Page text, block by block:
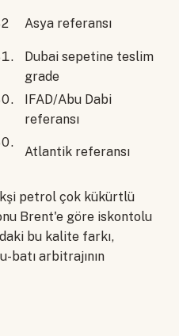
Asya referansı
Dubai sepetine teslim
grade
IFAD/Abu Dabi
referansı
Atlantik referansı
petrol çok kükürtlü
Brent'e göre iskontolu
bu kalite farkı,
batı arbitrajının